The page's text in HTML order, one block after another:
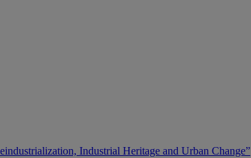
Industrial Heritage and Urban Change”